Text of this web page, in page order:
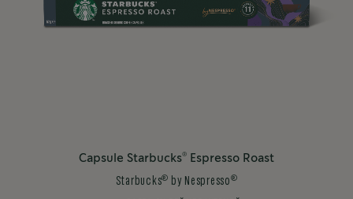
Capsule Starbucks® Espresso Roast
Starbucks® by Nespresso ®